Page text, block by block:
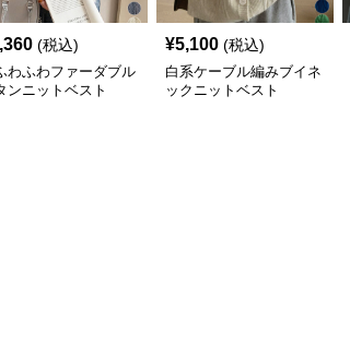
(税込)
わふわファーダブル
ンニットベスト
¥5,100 (税込)
白系ケーブル編みブイネ
ックニットベスト